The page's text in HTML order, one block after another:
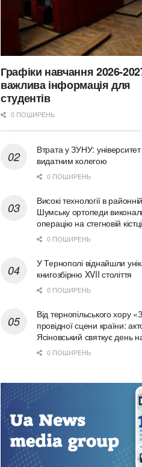
Графіки навчання 2026-
важлива інформація для
студентів
0 ПОШИРЕНЬ
Втрата у ЗУНУ:
видатним колегою
0 ПОШИРЕНЬ
Високі технології в
Шумську ортопеди
операцію на стегновій кістці
0 ПОШИРЕНЬ
У Тернополі віднайшли
книгозбірню XVII століття
0 ПОШИРЕНЬ
Від тернопільського хору
провідної сцени країни:
Ясіновський святкує день
0 ПОШИРЕНЬ